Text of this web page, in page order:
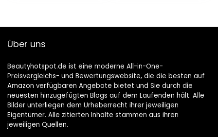
Über uns
Beautyhotspot.de ist eine moderne All-in-One-
Preisvergleichs- und Bewertungswebsite, die die besten auf
Amazon verfügbaren Angebote bietet und Sie durch die
neuesten hinzugefügten Blogs auf dem Laufenden hält. Alle
Bilder unterliegen dem Urheberrecht ihrer jeweiligen
Eigentümer. Alle zitierten Inhalte stammen aus ihren
jeweiligen Quellen.